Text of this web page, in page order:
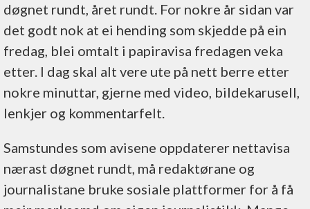
døgnet rundt, året rundt. For nokre år sidan var
det godt nok at ei hending som skjedde på ein
fredag, blei omtalt i papiravisa fredagen veka
etter. I dag skal alt vere ute på nett berre etter
nokre minuttar, gjerne med video, bildekarusell,
lenkjer og kommentarfelt.
Samstundes som avisene oppdaterer nettavisa
nærast døgnet rundt, må redaktørane og
journalistane bruke sosiale plattformer for å få